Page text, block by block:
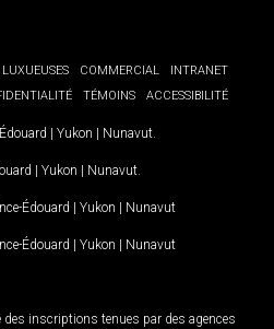
COMMERCIAL
INTRANET
TÉMOINS ACCESSIBILITÉ
| Yukon | Nunavut
| Yukon | Nunavut
Édouard | Yukon | Nunavut
Édouard | Yukon | Nunavut
des inscriptions tenues par des agences